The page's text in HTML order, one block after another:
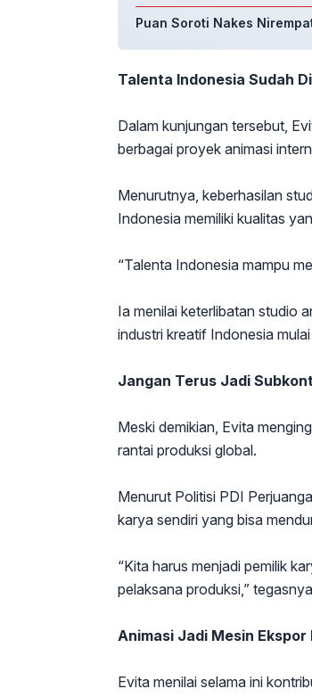
Puan Soroti Nakes
Talenta Indonesia Sudah
Dalam kunjungan tersebut,
berbagai proyek animasi
Menurutnya, keberhasilan
Indonesia memiliki kualitas
“Talenta Indonesia mampu
Ia menilai keterlibatan studio
industri kreatif Indonesia
Jangan Terus Jadi
Meski demikian, Evita
rantai produksi global.
Menurut Politisi PDI
karya sendiri yang bisa
“Kita harus menjadi pemilik
pelaksana produksi,”
Animasi Jadi Mesin Ekspor
Evita menilai selama ini